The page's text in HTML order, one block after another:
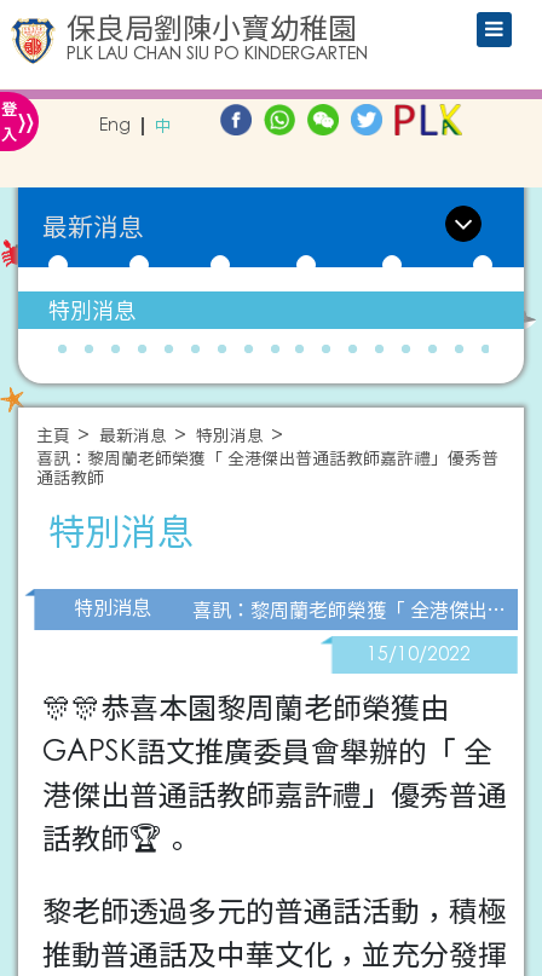
保良局劉陳小寶幼稚園
PLK LAU CHAN SIU PO KINDERGARTEN
登
入» Eng 中
最新消息
特別消息
主頁 最新消息
特別消息
喜訊：黎周蘭老師榮獲「 全港傑出普通話教師嘉許禮」優秀普
通話教師
特別消息
特別消息
喜訊：黎周蘭老師榮獲「 全港傑出普通話教師嘉許禮」優秀普通話教師
15/10/2022
🎊🎊恭喜本園黎周蘭老師榮獲由
GAPSK語文推廣委員會舉辦的「 全
港傑出普通話教師嘉許禮」優秀普通
話教師🏆。
黎老師透過多元的普通話活動，積極
推動普通話及中華文化，並充分發揮